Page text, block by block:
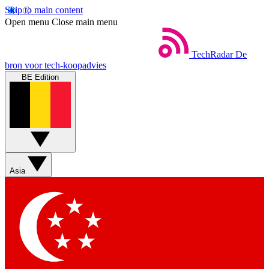
Skip to main content
Open menu Close main menu
TechRadar De
bron voor tech-koopadvies
BE Edition
Asia